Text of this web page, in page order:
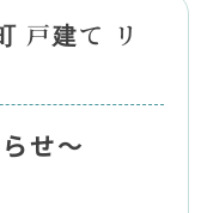
戸建て リ
せ～